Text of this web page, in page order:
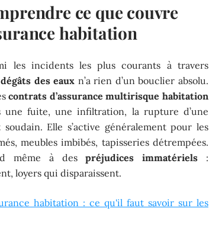
ce que couvre
habitation
les incidents les plus courants à travers
des eaux n’a rien d’un bouclier absolu.
contrats d’assurance multirisque habitation
fuite, une infiltration, la rupture d’une
Elle s’active généralement pour les
meubles imbibés, tapisseries détrempées.
même à despréjudices immatériels :
loyers qui disparaissent.
habitation : ce qu'il faut savoir sur les